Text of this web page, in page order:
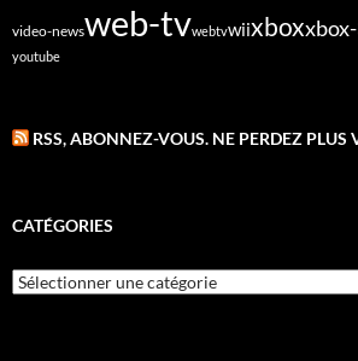
video-newsweb-tvwebtvwiixbox
youtube
RSS, ABONNEZ-VOUS. NE PERDEZ PLUS
CATÉGORIES
Catégories